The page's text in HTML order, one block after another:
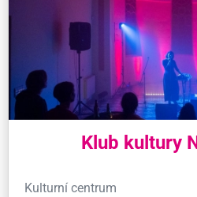
Klub kultury
Kulturní centrum